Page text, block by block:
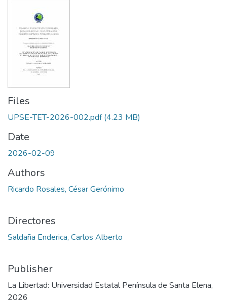
Files
UPSE-TET-2026-002.pdf(4.23 MB)
Date
2026-02-09
Authors
Ricardo Rosales, César Gerónimo
Directores
Saldaña Enderica, Carlos Alberto
Publisher
La Libertad: Universidad Estatal Península de Santa Elena,
2026